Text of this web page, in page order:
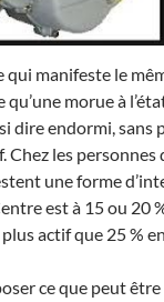
qui manifeste le
morue à
dire endormi, sans
les personnes
une forme
est à 15 ou 20
plus actif que 25 %
ce que peut